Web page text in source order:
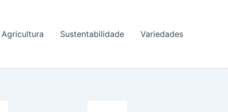
Agricultura Sustentabilidade Variedades